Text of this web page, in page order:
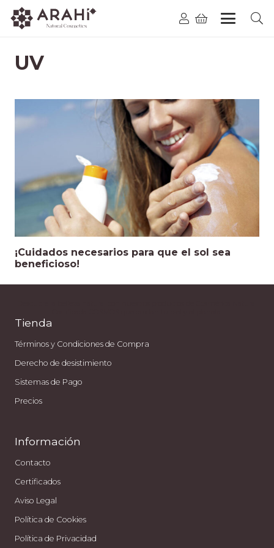
UV
¡Cuidados necesarios para que el sol sea
beneficioso!
Tienda
Términos y Condiciones de Compra
Derecho de desistimiento
Sistemas de Pago
Precios
Información
Contacto
Certificados
Aviso Legal
Política de Cookies
Política de Privacidad